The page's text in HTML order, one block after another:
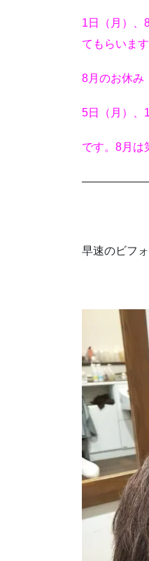
1日（月）、
てもらいます
8月のお休み
5日（月）、
です。8月は
早速のビフ